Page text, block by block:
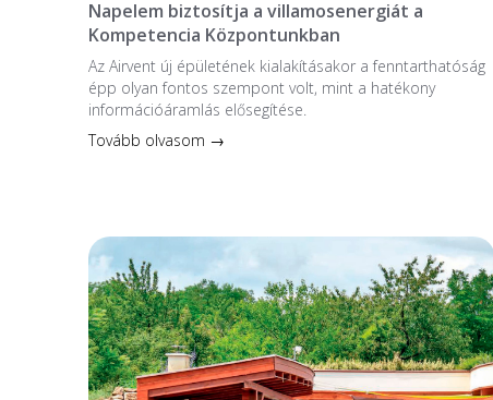
Napelem biztosítja a villamosenergiát a
Kompetencia Központunkban
Az Airvent új épületének kialakításakor a fenntarthatóság
épp olyan fontos szempont volt, mint a hatékony
információáramlás elősegítése.
Tovább olvasom →